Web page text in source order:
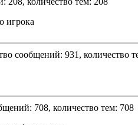
игрока
сообщений: 931, количество
708, количество тем: 708